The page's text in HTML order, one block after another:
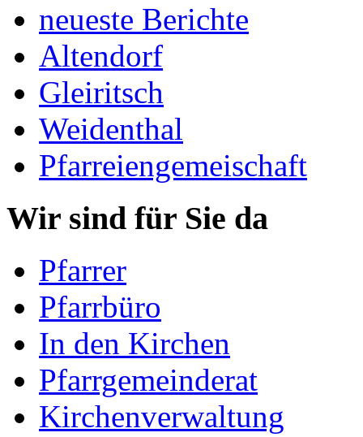
neueste Berichte
Altendorf
Gleiritsch
Weidenthal
Pfarreiengemeischaft
Wir sind für Sie da
Pfarrer
Pfarrbüro
In den Kirchen
Pfarrgemeinderat
Kirchenverwaltung